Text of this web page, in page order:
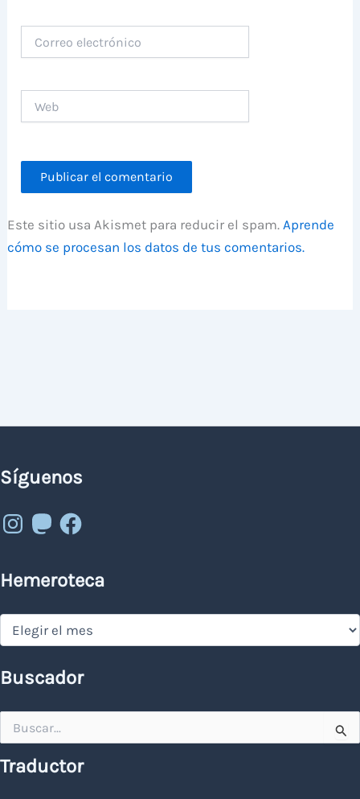
electrónico
Este sitio usa Akismet para reducir el spam.Aprende
cómo se procesan los datos de tus comentarios.
Síguenos
Instagram
MastodonFacebook
Hemeroteca
Hemeroteca
Buscador
por:
Traductor